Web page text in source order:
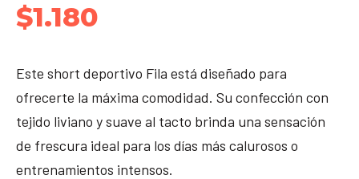
$1.180
Este short deportivo Fila está diseñado para
ofrecerte la máxima comodidad. Su confección con
tejido liviano y suave al tacto brinda una sensación
de frescura ideal para los días más calurosos o
entrenamientos intensos.